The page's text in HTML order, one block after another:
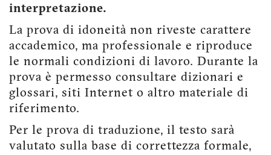
interpretazione.
La prova di idoneità non riveste carattere
accademico, ma professionale e riproduce
le normali condizioni di lavoro. Durante la
prova è permesso consultare dizionari e
glossari, siti Internet o altro materiale di
riferimento.
Per le prova di traduzione, il testo sarà
valutato sulla base di correttezza formale,